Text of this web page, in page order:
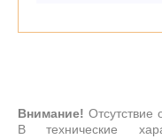
Внимание! Отсутствие
В технические